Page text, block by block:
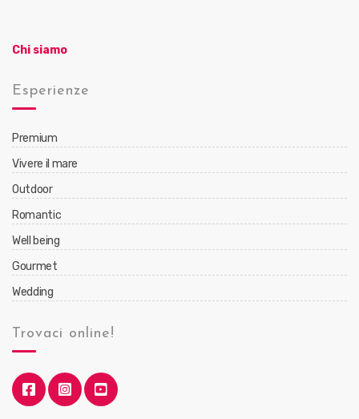
Chi siamo
Esperienze
Premium
Vivere il mare
Outdoor
Romantic
Well being
Gourmet
Wedding
Trovaci online!